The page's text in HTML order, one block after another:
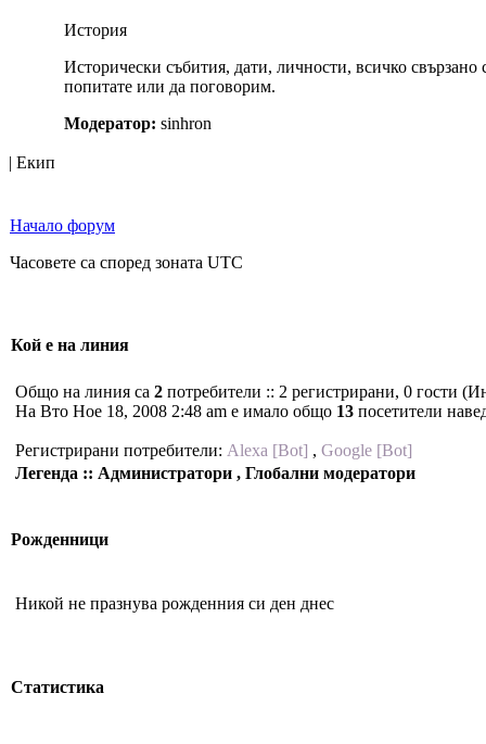
История
Исторически събития, дати, личности, всичко свързано
попитате или да поговорим.
Модератор: sinhron
| Екип
Начало форум
Часовете са според зоната UTC
Кой е на линия
Общо на линия са 2 потребители :: 2 регистрирани, 0 гости
На Вто Ное 18, 2008 2:48 am е имало общо 13 посетители
Регистрирани потребители: Alexa [Bot] , Google [Bot]
Легенда :: Администратори , Глобални модератори
Рожденници
Никой не празнува рожденния си ден днес
Статистика